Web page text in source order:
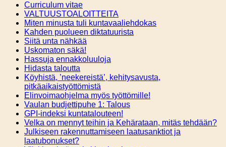
Curriculum vitae
VALTUUSTOALOITTEITA
Miten minusta tuli kuntavaaliehdokas
Kahden puolueen diktatuurista
Siitä unta nähkää
Uskomaton säkä!
Hassuja ennakkoluuloja
Hidasta taloutta
Köyhistä, ’neekereistä’, kehitysavusta,
pitkäaikaistyöttömistä
Elinvoimaohjelma myös työttömille!
Vaulan budjettipuhe 1: Talous
GPI-indeksi kuntatalouteen!
Velka on mennyt teihin ja Kehärataan, mitäs tehdään?
Julkiseen rakennuttamiseen laatusanktiot ja
laatubonukset?